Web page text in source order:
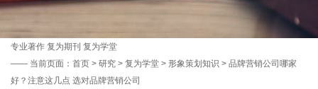
专业著作 复为期刊 复为学堂
—— 当前页面： 首页 > 研究 > 复为学堂 > 形象策划知识 > 品牌营销公司哪家
好？注意这几点 选对品牌营销公司